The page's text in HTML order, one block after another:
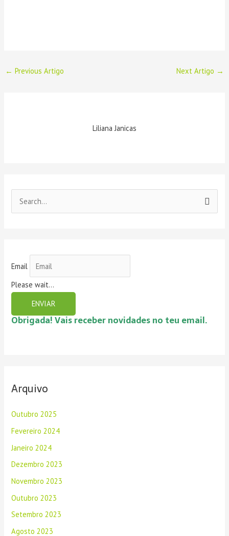
← Previous Artigo Next Artigo →
Liliana Janicas
c
f
r
Email
Please wait...
ENVIAR
Obrigada! Vais receber novidades no teu email.
Arquivo
Outubro 2025
Fevereiro 2024
Janeiro 2024
Dezembro 2023
Novembro 2023
Outubro 2023
Setembro 2023
Agosto 2023